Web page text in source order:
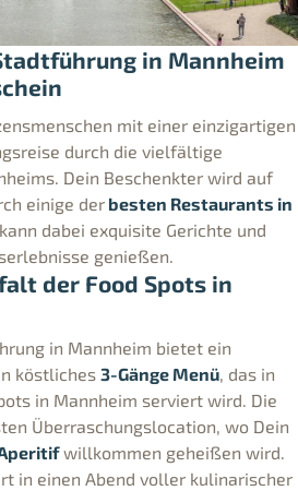
in Mannheim
mit einer einzigartigen
durch die vielfältige
Dein Beschenkter wird auf
einige der besten Restaurants in
dabei exquisite Gerichte und
genießen.
der Food Spots in
in Mannheim bietet ein
köstliches 3-Gänge Menü, das in
in Mannheim serviert wird. Die
Überraschungslocation, wo Dein
willkommen geheißen wird.
in einen Abend voller kulinarischer